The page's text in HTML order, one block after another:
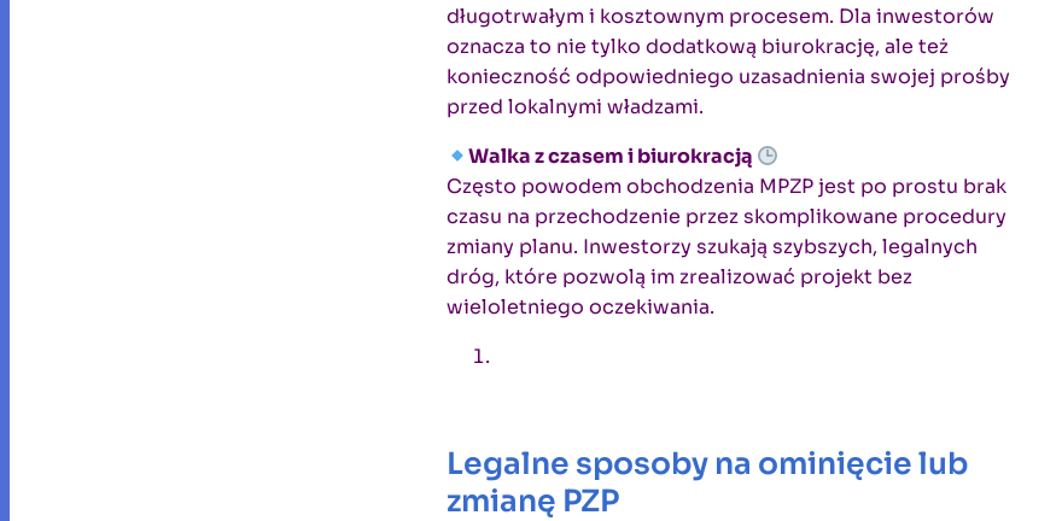
długotrwałym i kosztownym procesem. Dla inwestorów
oznacza to nie tylko dodatkową biurokrację, ale też
konieczność odpowiedniego uzasadnienia swojej prośby
przed lokalnymi władzami.
Walka z czasem i biurokracją
Często powodem obchodzenia MPZP jest po prostu brak
czasu na przechodzenie przez skomplikowane procedury
zmiany planu. Inwestorzy szukają szybszych, legalnych
dróg, które pozwolą im zrealizować projekt bez
wieloletniego oczekiwania.
Legalne sposoby na ominięcie lub
zmianę PZP